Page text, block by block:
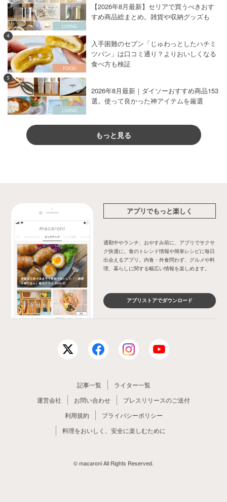
【2026年8月最新】セリアで買うべきおす
すめ商品総まとめ。雑貨や収納グッズも
4
入手困難のセブン「じゅわっとしたハチミ
ツパン」は口コミ通り？よりおいしくなる
食べ方も検証
5
2026年8月最新｜ダイソーおすすめ商品153
選。使って良かった神アイテムを厳選
もっと見る
アプリでもっと楽しく
通勤中やランチ、おやすみ前に、アプリでサクサ
ク快適に。食のトレンド情報や簡単レシピに毎日
出会えるアプリ。内食・外食問わず、グルメや料
理、暮らしに関する幅広い情報を楽しめます。
アプリストアでダウンロード
記事一覧
ライター一覧
運営会社
お問い合わせ
プレスリリースのご送付
利用規約
プライバシーポリシー
料理をおいしく、安全に楽しむために
© macaroni All Rights Reserved.